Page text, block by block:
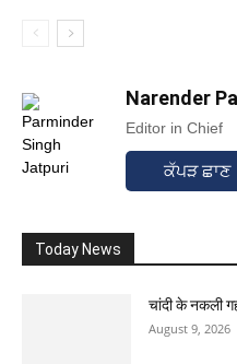
Narender
Editor in Chief
ਕੱਪੜ ਛਾਣ
Today News
चांदी के नकली
August 9, 2026